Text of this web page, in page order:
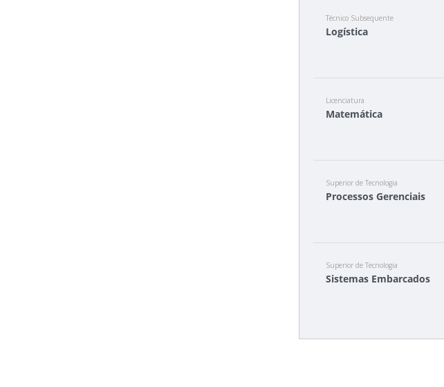
Técnico Subsequente
Logística
Licenciatura
Matemática
Superior de Tecnologia
Processos Gerenciais
Superior de Tecnologia
Sistemas Embarcados